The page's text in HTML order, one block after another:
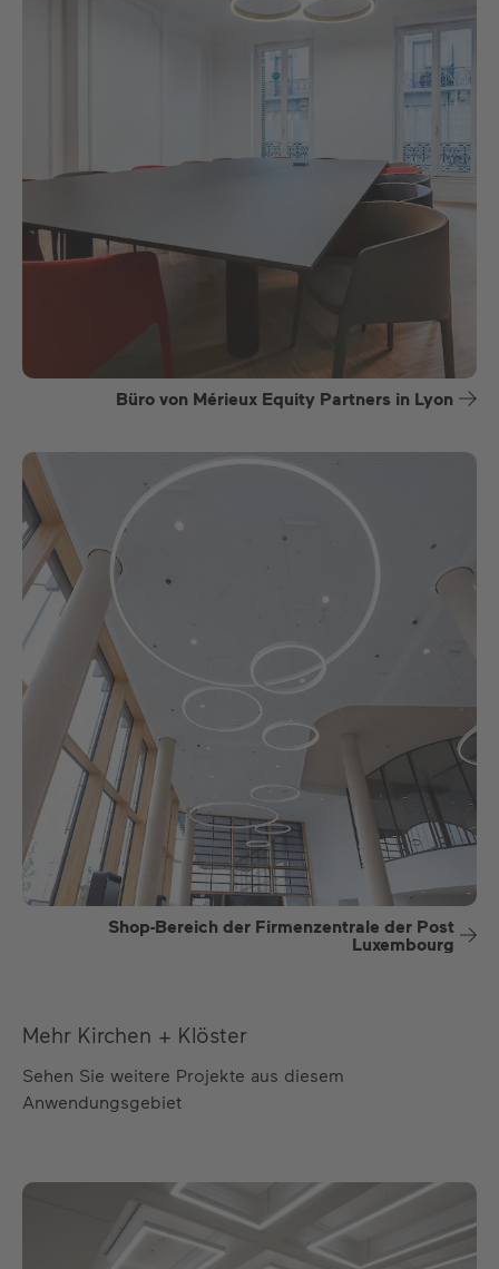
Büro von Mérieux Equity Partners in Lyon
Shop-Bereich der Firmenzentrale der Post
Luxembourg
Mehr Kirchen + Klöster
Sehen Sie weitere Projekte aus diesem
Anwendungsgebiet